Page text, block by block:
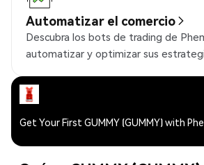
Automatizar el comercio
Descubra los bots de trading de
automatizar y optimizar sus
Get Your First GUMMY (GUMMY) with